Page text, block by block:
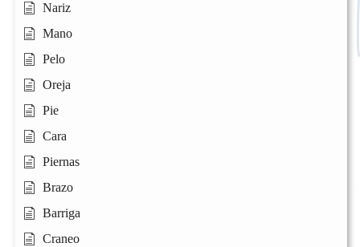
Nariz
Mano
Pelo
Oreja
Pie
Cara
Piernas
Brazo
Barriga
Craneo